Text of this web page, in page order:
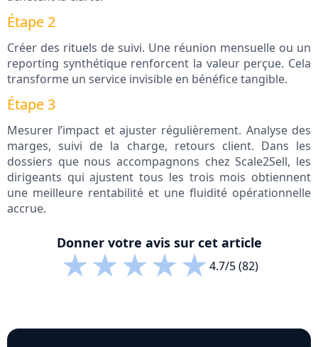
Étape 2
Créer des rituels de suivi. Une réunion mensuelle ou un
reporting synthétique renforcent la valeur perçue. Cela
transforme un service invisible en bénéfice tangible.
Étape 3
Mesurer l’impact et ajuster régulièrement. Analyse des
marges, suivi de la charge, retours client. Dans les
dossiers que nous accompagnons chez Scale2Sell, les
dirigeants qui ajustent tous les trois mois obtiennent
une meilleure rentabilité et une fluidité opérationnelle
accrue.
Donner votre avis sur cet article
★★★★★4.7/5 (82)